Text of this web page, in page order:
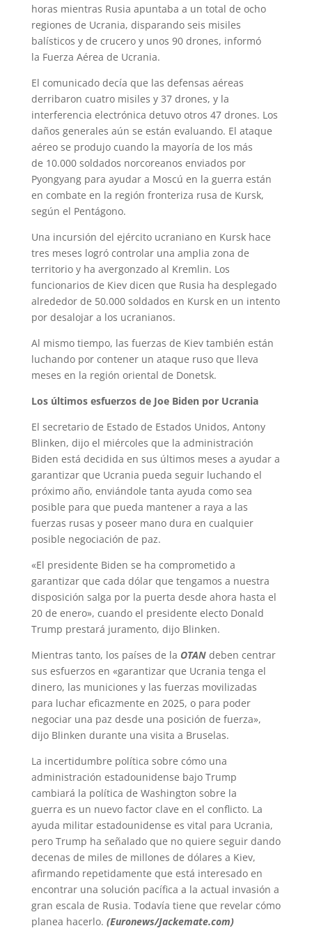
p
m
s
t
k
horas mientras Rusia apuntaba a un total de ocho
regiones de Ucrania, disparando seis misiles
balísticos y de crucero y unos 90 drones, informó
la Fuerza Aérea de Ucrania.
El comunicado decía que las defensas aéreas
derribaron cuatro misiles y 37 drones, y la
interferencia electrónica detuvo otros 47 drones. Los
daños generales aún se están evaluando. El ataque
aéreo se produjo cuando la mayoría de los más
de 10.000 soldados norcoreanos enviados por
Pyongyang para ayudar a Moscú en la guerra están
en combate en la región fronteriza rusa de Kursk,
según el Pentágono.
Una incursión del ejército ucraniano en Kursk hace
tres meses logró controlar una amplia zona de
territorio y ha avergonzado al Kremlin. Los
funcionarios de Kiev dicen que Rusia ha desplegado
alrededor de 50.000 soldados en Kursk en un intento
por desalojar a los ucranianos.
Al mismo tiempo, las fuerzas de Kiev también están
luchando por contener un ataque ruso que lleva
meses en la región oriental de Donetsk.
Los últimos esfuerzos de Joe Biden por Ucrania
El secretario de Estado de Estados Unidos, Antony
Blinken, dijo el miércoles que la administración
Biden está decidida en sus últimos meses a ayudar a
garantizar que Ucrania pueda seguir luchando el
próximo año, enviándole tanta ayuda como sea
posible para que pueda mantener a raya a las
fuerzas rusas y poseer mano dura en cualquier
posible negociación de paz.
«El presidente Biden se ha comprometido a
garantizar que cada dólar que tengamos a nuestra
disposición salga por la puerta desde ahora hasta el
20 de enero», cuando el presidente electo Donald
Trump prestará juramento, dijo Blinken.
Mientras tanto, los países de la OTANdeben centrar
sus esfuerzos en «garantizar que Ucrania tenga el
dinero, las municiones y las fuerzas movilizadas
para luchar eficazmente en 2025, o para poder
negociar una paz desde una posición de fuerza»,
dijo Blinken durante una visita a Bruselas.
La incertidumbre política sobre cómo una
administración estadounidense bajo Trump
cambiará la política de Washington sobre la
guerra es un nuevo factor clave en el conflicto. La
ayuda militar estadounidense es vital para Ucrania,
pero Trump ha señalado que no quiere seguir dando
decenas de miles de millones de dólares a Kiev,
afirmando repetidamente que está interesado en
encontrar una solución pacífica a la actual invasión a
gran escala de Rusia. Todavía tiene que revelar cómo
planea hacerlo. (Euronews/Jackemate.com)